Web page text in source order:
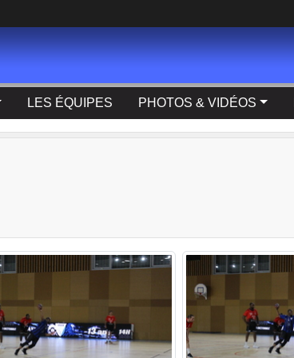
LES ÉQUIPES PHOTOS & VIDÉOS